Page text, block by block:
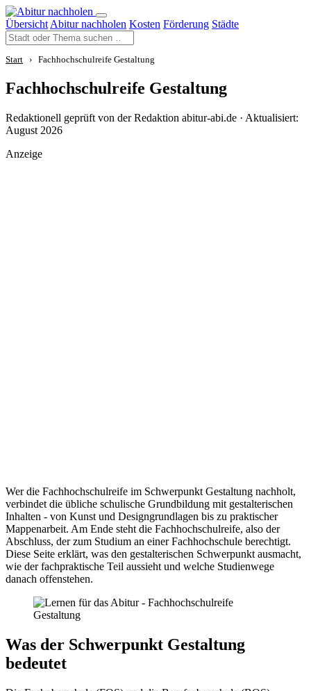
Übersicht Abitur nachholen Kosten Förderung Städte
Start › Fachhochschulreife Gestaltung
Fachhochschulreife Gestaltung
Redaktionell geprüft von der Redaktion abitur-abi.de · Aktualisiert:
August 2026
Anzeige
Wer die Fachhochschulreife im Schwerpunkt Gestaltung nachholt,
verbindet die übliche schulische Grundbildung mit gestalterischen
Inhalten - von Kunst und Designgrundlagen bis zu praktischer
Mappenarbeit. Am Ende steht die Fachhochschulreife, also der
Abschluss, der zum Studium an einer Fachhochschule berechtigt.
Diese Seite erklärt, was den gestalterischen Schwerpunkt ausmacht,
wie der fachpraktische Teil aussieht und welche Studienwege
danach offenstehen.
Was der Schwerpunkt Gestaltung
bedeutet